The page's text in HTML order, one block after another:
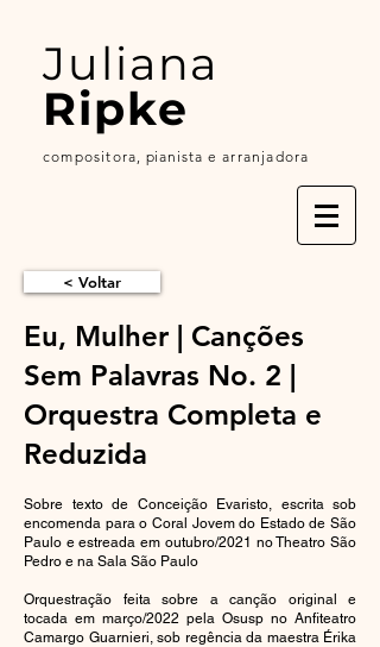
Juliana
Ripke
compositora, pianista e arranjadora
< Voltar
Eu, Mulher | Canções
Sem Palavras No. 2 |
Orquestra Completa e
Reduzida
Sobre texto de Conceição Evaristo, escrita sob
encomenda para o Coral Jovem do Estado de São
Paulo e estreada em outubro/2021 no Theatro São
Pedro e na Sala São Paulo
Orquestração feita sobre a canção original e
tocada em março/2022 pela Osusp no Anfiteatro
Camargo Guarnieri, sob regência da maestra Érika